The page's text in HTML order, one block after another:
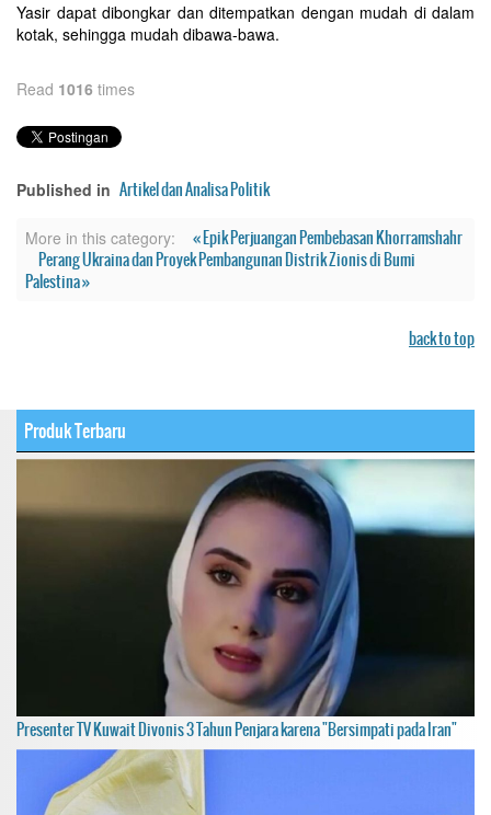
Yasir dapat dibongkar dan ditempatkan dengan mudah di dalam
kotak, sehingga mudah dibawa-bawa.
Read 1016 times
Published in Artikel dan Analisa Politik
More in this category:
« Epik Perjuangan Pembebasan Khorramshahr
Perang Ukraina dan Proyek Pembangunan Distrik Zionis di Bumi
Palestina »
back to top
Produk Terbaru
Presenter TV Kuwait Divonis 3 Tahun Penjara karena "Bersimpati pada Iran"